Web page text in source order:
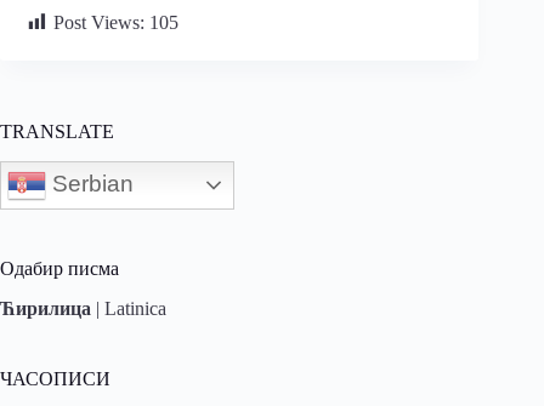
Post Views: 105
TRANSLATE
Serbian
Одабир писма
Ћирилица | Latinica
ЧАСОПИСИ